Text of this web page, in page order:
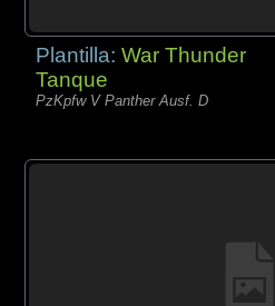
Plantilla:War Thunder
Tanque
PzKpfw V Panther Ausf. D